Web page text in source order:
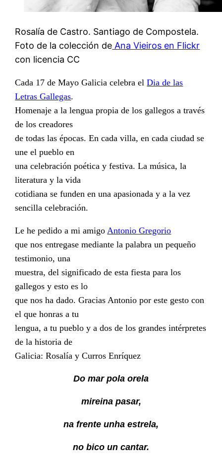
Rosalía de Castro. Santiago de Compostela.
Foto de la colección de Ana Vieiros en Flickr
con licencia CC
Cada 17 de Mayo Galicia celebra elDia de las
Letras Gallegas.
Homenaje a la lengua propia de los gallegos a través
de los creadores
de todas las épocas. En cada villa, en cada ciudad se
une el pueblo en
una celebración poética y festiva. La música, la
literatura y la vida
cotidiana se funden en una apasionada y a la vez
sencilla celebración.
Le he pedido a mi amigo Antonio Gregorio
que nos entregase mediante la palabra un pequeño
testimonio, una
muestra, del significado de esta fiesta para los
gallegos y esto es lo
que nos ha dado. Gracias Antonio por este gesto con
el que honras a tu
lengua, a tu pueblo y a dos de los grandes intérpretes
de la historia de
Galicia: Rosalía y Curros Enríquez
Do mar pola orela
mireina pasar,
na frente unha estrela,
no bico un cantar.